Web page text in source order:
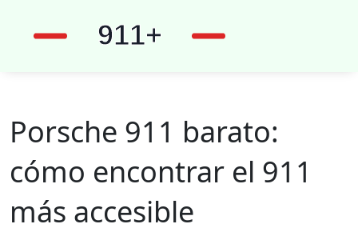
Porsche 911 barato:
cómo encontrar el 911
más accesible